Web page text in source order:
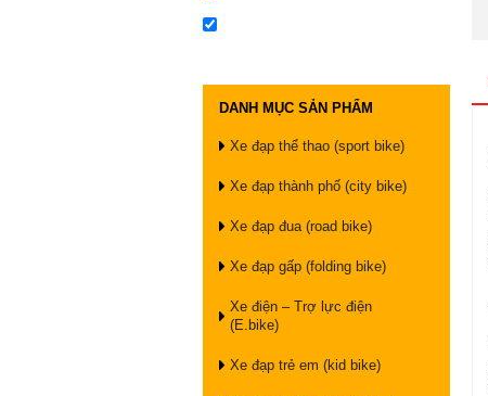
DANH MỤC SẢN PHẨM
Xe đạp thể thao (sport bike)
Xe đạp thành phố (city bike)
Xe đạp đua (road bike)
Xe đạp gấp (folding bike)
Xe điện – Trợ lực điện
(E.bike)
Xe đạp trẻ em (kid bike)